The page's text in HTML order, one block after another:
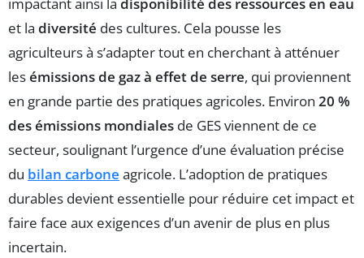
impactant ainsi la disponibilité des ressources en eau
et la diversité des cultures. Cela pousse les
agriculteurs à s’adapter tout en cherchant à atténuer
lesémissions de gaz à effet de serre, qui proviennent
en grande partie des pratiques agricoles. Environ 20 %
des émissions mondiales de GES viennent de ce
secteur, soulignant l’urgence d’une évaluation précise
du bilan carbone agricole. L’adoption de pratiques
durables devient essentielle pour réduire cet impact et
faire face aux exigences d’un avenir de plus en plus
incertain.